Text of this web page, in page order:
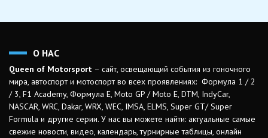
О НАС
Queen of Motorsport – сайт, освещающий события из гоночного
мира, автоспорт и мотоспорт во всех проявлениях: Формула 1 / 2
/ 3, F1 Academy, Формула Е, Moto GP / Moto E, DTM, IndyCar,
NASCAR, WRC, Dakar, WRX, WEC, IMSA, ELMS, Super GT/ Super
Formula и другие серии. У нас вы можете найти: актуальные самые
свежие новости, видео, календарь, турнирные таблицы, онлайн